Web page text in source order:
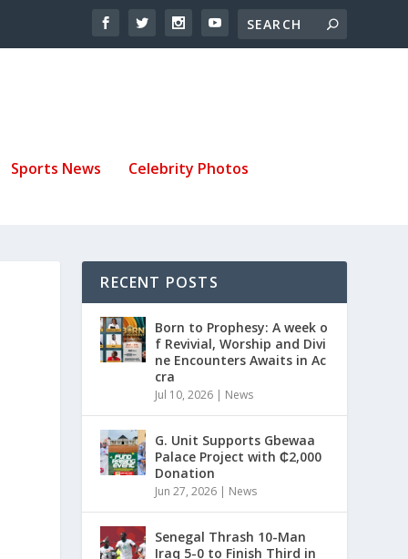
Sports News Celebrity Photos
RECENT POSTS
Born to Prophesy: A week o
f Revivial, Worship and Divi
ne Encounters Awaits in Ac
cra
Jul 10, 2026 | News
G. Unit Supports Gbewaa
Palace Project with ₵2,000
Donation
Jun 27, 2026 | News
Senegal Thrash 10-Man
Iraq 5-0 to Finish Third in